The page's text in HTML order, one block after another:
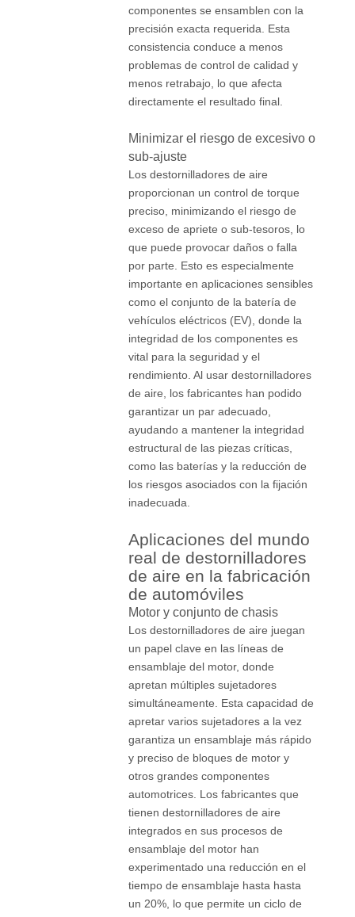
componentes se ensamblen con la
precisión exacta requerida. Esta
consistencia conduce a menos
problemas de control de calidad y
menos retrabajo, lo que afecta
directamente el resultado final.
Minimizar el riesgo de excesivo o
sub-ajuste
Los destornilladores de aire
proporcionan un control de torque
preciso, minimizando el riesgo de
exceso de apriete o sub-tesoros, lo
que puede provocar daños o falla
por parte. Esto es especialmente
importante en aplicaciones sensibles
como el conjunto de la batería de
vehículos eléctricos (EV), donde la
integridad de los componentes es
vital para la seguridad y el
rendimiento. Al usar destornilladores
de aire, los fabricantes han podido
garantizar un par adecuado,
ayudando a mantener la integridad
estructural de las piezas críticas,
como las baterías y la reducción de
los riesgos asociados con la fijación
inadecuada.
Aplicaciones del mundo
real de destornilladores
de aire en la fabricación
de automóviles
Motor y conjunto de chasis
Los destornilladores de aire juegan
un papel clave en las líneas de
ensamblaje del motor, donde
apretan múltiples sujetadores
simultáneamente. Esta capacidad de
apretar varios sujetadores a la vez
garantiza un ensamblaje más rápido
y preciso de bloques de motor y
otros grandes componentes
automotrices. Los fabricantes que
tienen destornilladores de aire
integrados en sus procesos de
ensamblaje del motor han
experimentado una reducción en el
tiempo de ensamblaje hasta hasta
un 20%, lo que permite un ciclo de